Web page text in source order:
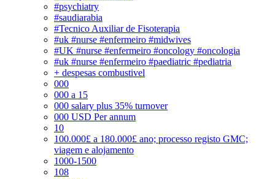
#psychiatry
#saudiarabia
#Tecnico Auxiliar de Fisoterapia
#uk #nurse #enfermeiro #midwives
#UK #nurse #enfermeiro #oncology #oncologia
#uk #nurse #enfermeiro #paediatric #pediatria
+ despesas combustivel
000
000 a 15
000 salary plus 35% turnover
000 USD Per annum
10
100.000£ a 180.000£ ano; processo registo GMC;
viagem e alojamento
1000-1500
108